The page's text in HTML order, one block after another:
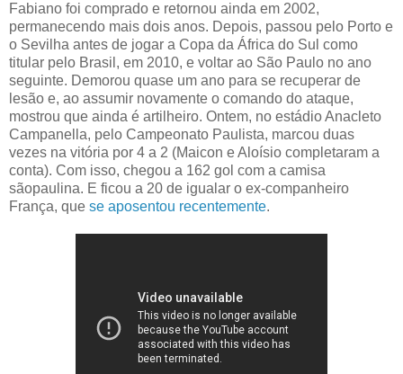
Fabiano foi comprado e retornou ainda em 2002,
permanecendo mais dois anos. Depois, passou pelo Porto e
o Sevilha antes de jogar a Copa da África do Sul como
titular pelo Brasil, em 2010, e voltar ao São Paulo no ano
seguinte. Demorou quase um ano para se recuperar de
lesão e, ao assumir novamente o comando do ataque,
mostrou que ainda é artilheiro. Ontem, no estádio Anacleto
Campanella, pelo Campeonato Paulista, marcou duas
vezes na vitória por 4 a 2 (Maicon e Aloísio completaram a
conta). Com isso, chegou a 162 gol com a camisa
sãopaulina. E ficou a 20 de igualar o ex-companheiro
França, que se aposentou recentemente.